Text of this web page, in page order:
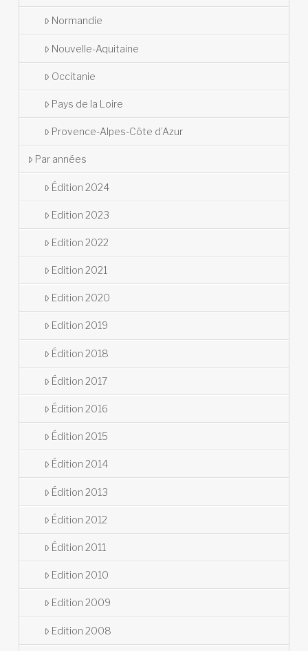
Normandie
Nouvelle-Aquitaine
Occitanie
Pays de la Loire
Provence-Alpes-Côte d’Azur
Par années
Édition 2024
Edition 2023
Edition 2022
Edition 2021
Edition 2020
Edition 2019
Édition 2018
Édition 2017
Édition 2016
Édition 2015
Édition 2014
Édition 2013
Édition 2012
Édition 2011
Edition 2010
Edition 2009
Edition 2008